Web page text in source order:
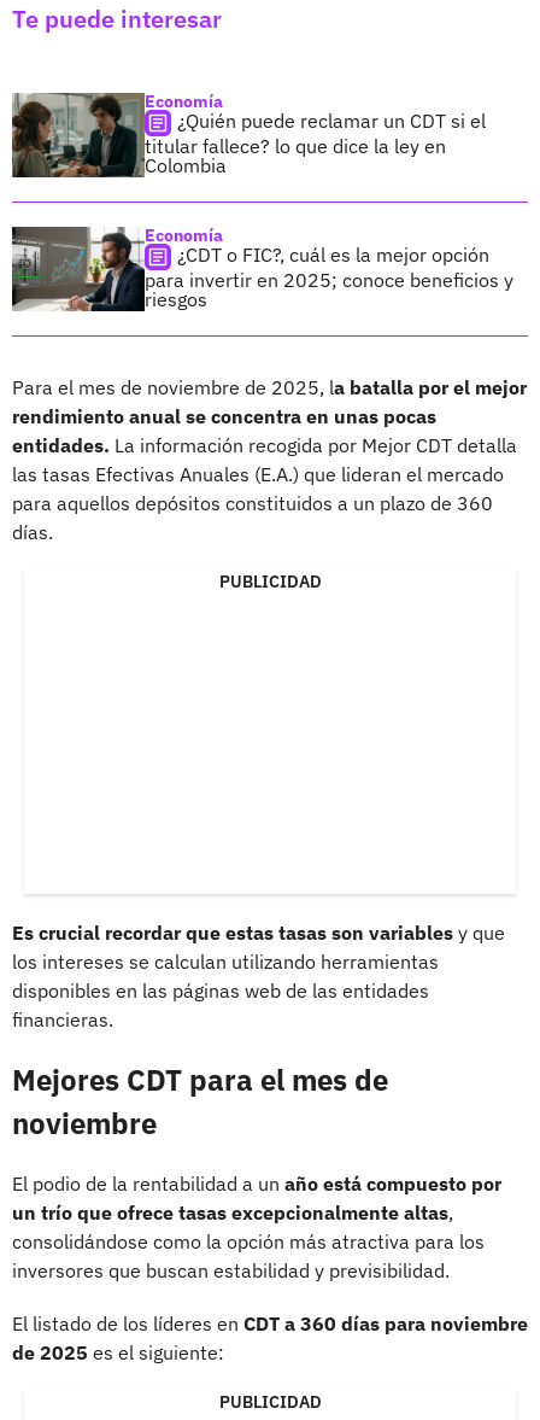
Te puede interesar
Economía
¿Quién puede reclamar un CDT si el
titular fallece? lo que dice la ley en
Colombia
Economía
¿CDT o FIC?, cuál es la mejor opción
para invertir en 2025; conoce beneficios y
riesgos
Para el mes de noviembre de 2025, la batalla por el mejor
rendimiento anual se concentra en unas pocas
entidades. La información recogida por Mejor CDT detalla
las tasas Efectivas Anuales (E.A.) que lideran el mercado
para aquellos depósitos constituidos a un plazo de 360
días.
PUBLICIDAD
Es crucial recordar que estas tasas son variables y que
los intereses se calculan utilizando herramientas
disponibles en las páginas web de las entidades
financieras.
Mejores CDT para el mes de
noviembre
El podio de la rentabilidad a un año está compuesto por
un trío que ofrece tasas excepcionalmente altas,
consolidándose como la opción más atractiva para los
inversores que buscan estabilidad y previsibilidad.
El listado de los líderes en CDT a 360 días para noviembre
de 2025 es el siguiente:
PUBLICIDAD